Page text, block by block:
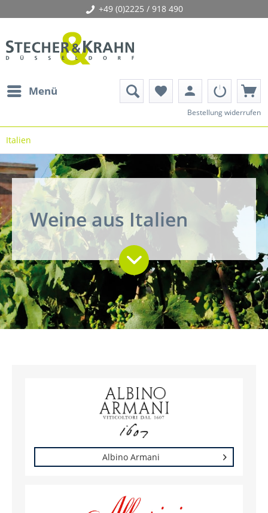
+49 (0)2225 / 918 490
Menü favorite person
Bestellung widerrufen
Italien
Weine aus Italien
Albino Armani